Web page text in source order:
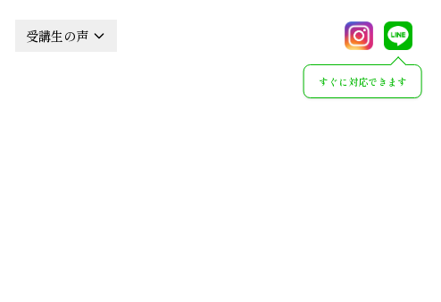
受講生の声
すぐに対応できます